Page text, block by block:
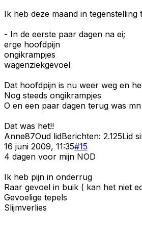
Ik heb deze maand in
- In de eerste paar dagen na ei;
erge hoofdpijn
ongikrampjes
wagenziekgevoel
Dat hoofdpijn is nu weer weg en
Nog steeds ongikrampjes
O en een paar dagen terug was
Dat was het!!
Anne87Oud lidBerichten: 2.125Lid
16 juni 2009, 11:35#15
4 dagen voor mijn NOD
Ik heb pijn in onderrug
Raar gevoel in buik ( kan het niet
Gevoelige tepels
Slijmverlies